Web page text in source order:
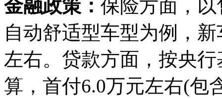
金融政策： 保险方面，以
自动舒适型车型为例，
左右。贷款方面，按央
算，首付6.0万元左右(包